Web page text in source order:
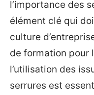
l’importance des
élément clé qui
culture
de formation pour
l’utilisation des
serrures est